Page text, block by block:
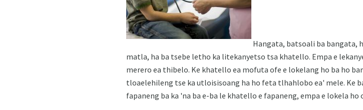
Hangata, batsoali ba bangata,
matla, ha ba tsebe letho ka litekanyetso tsa khatello. Empa e
merero ea thibelo. Ke khatello ea mofuta ofe e lokelang ho ba ho
tloaelehileng tse ka utloisisoang ha ho feta tlhahlobo ea' mele. Ke
fapaneng ba ka 'na ba e-ba le khatello e fapaneng, empa e lokela